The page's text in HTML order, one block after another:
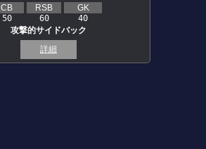
CB
50
RSB
60
GK
40
攻撃的サイドバック
詳細